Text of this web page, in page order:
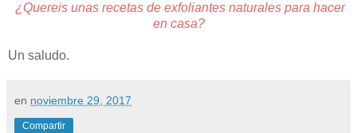
¿Quereis unas recetas de exfoliantes naturales para hacer
en casa?
Un saludo.
en noviembre 29, 2017
Compartir